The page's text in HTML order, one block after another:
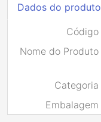
Dados do produto
Código
Nome do Produto
Categoria
Embalagem